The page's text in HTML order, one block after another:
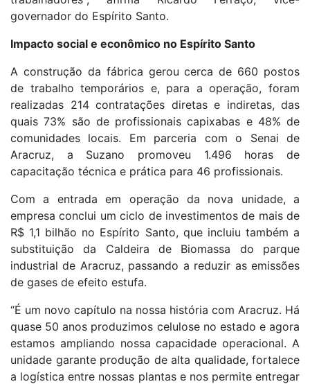
governador do Espírito Santo.
Impacto social e econômico no Espírito Santo
A construção da fábrica gerou cerca de 660 postos
de trabalho temporários e, para a operação, foram
realizadas 214 contratações diretas e indiretas, das
quais 73% são de profissionais capixabas e 48% de
comunidades locais. Em parceria com o Senai de
Aracruz, a Suzano promoveu 1.496 horas de
capacitação técnica e prática para 46 profissionais.
Com a entrada em operação da nova unidade, a
empresa conclui um ciclo de investimentos de mais de
R$ 1,1 bilhão no Espírito Santo, que incluiu também a
substituição da Caldeira de Biomassa do parque
industrial de Aracruz, passando a reduzir as emissões
de gases de efeito estufa.
“É um novo capítulo na nossa história com Aracruz. Há
quase 50 anos produzimos celulose no estado e agora
estamos ampliando nossa capacidade operacional. A
unidade garante produção de alta qualidade, fortalece
a logística entre nossas plantas e nos permite entregar